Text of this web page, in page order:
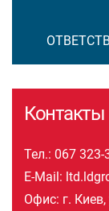
Контакты
Тел.: 067 323-
E-Mail:
Офис: г.